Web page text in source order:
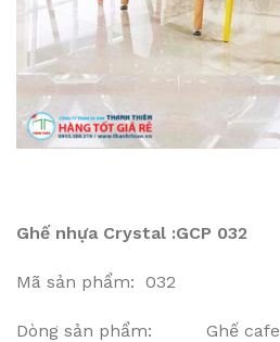
Ghế nhựa Crystal :GCP 032
Mã sản phẩm: 032
Dòng sản phẩm: Ghế cafe